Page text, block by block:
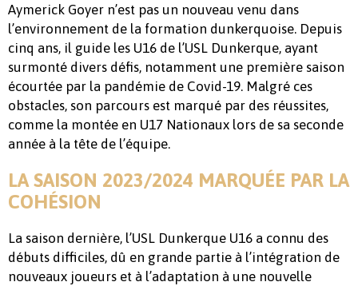
Aymerick Goyer n’est pas un nouveau venu dans
l’environnement de la formation dunkerquoise. Depuis
cinq ans, il guide les U16 de l’USL Dunkerque, ayant
surmonté divers défis, notamment une première saison
écourtée par la pandémie de Covid-19. Malgré ces
obstacles, son parcours est marqué par des réussites,
comme la montée en U17 Nationaux lors de sa seconde
année à la tête de l’équipe.
LA SAISON 2023/2024 MARQUÉE PAR LA
COHÉSION
La saison dernière, l’USL Dunkerque U16 a connu des
débuts difficiles, dû en grande partie à l’intégration de
nouveaux joueurs et à l’adaptation à une nouvelle